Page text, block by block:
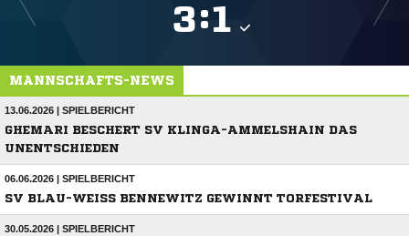
:
MANNSCHAFTS-NEWS
13.06.2026 | SPIELBERICHT
GHEMARI BESCHERT SV KLINGA-AMMELSHAIN DAS
UNENTSCHIEDEN
06.06.2026 | SPIELBERICHT
SV BLAU-WEISS BENNEWITZ GEWINNT TORFESTIVAL
30.05.2026 | SPIELBERICHT